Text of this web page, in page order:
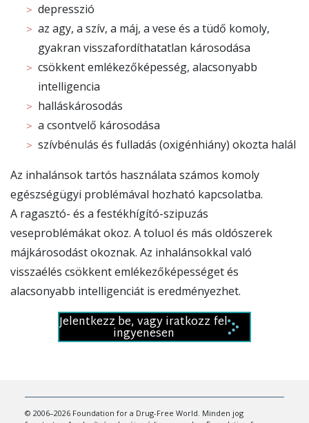
depresszió
az agy, a szív, a máj, a vese és a tüdő komoly,
gyakran visszafordíthatatlan károsodása
csökkent emlékezőképesség, alacsonyabb
intelligencia
halláskárosodás
a csontvelő károsodása
szívbénulás és fulladás (oxigénhiány) okozta halál
Az inhalánsok tartós használata számos komoly
egészségügyi problémával hozható kapcsolatba.
A ragasztó- és a festékhígító-szipuzás
veseproblémákat okoz. A toluol és más oldószerek
májkárosodást okoznak. Az inhalánsokkal való
visszaélés csökkent emlékezőképességet és
alacsonyabb intelligenciát is eredményezhet.
Jelentkezz be, vagy iratkozz fel
ingyenesen
© 2006–2026 Foundation for a Drug-Free World. Minden jog